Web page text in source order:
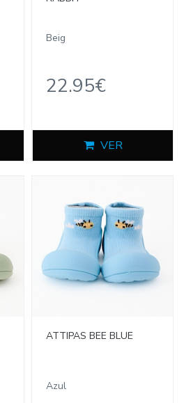
Beig
22.95€
VER
ATTIPAS BEE BLUE
Azul